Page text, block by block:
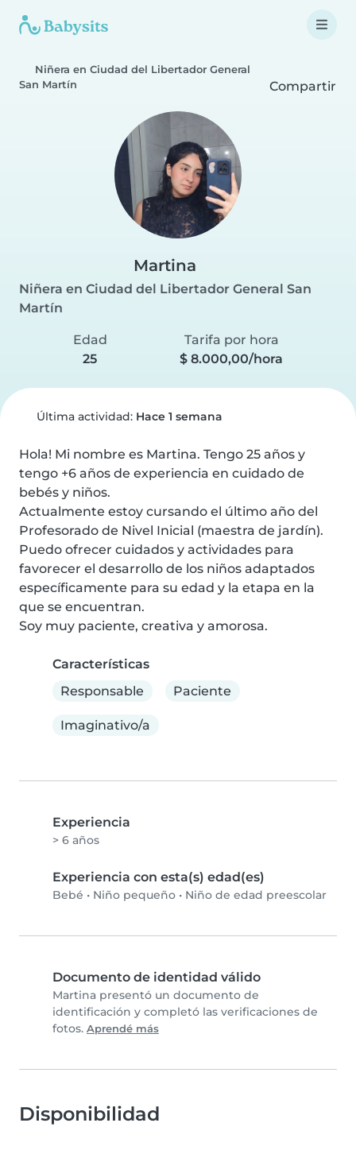
Niñera en Ciudad del Libertador General
San Martín
Compartir
Martina
Niñera en Ciudad del Libertador General San
Martín
Edad
25
Tarifa por hora
$ 8.000,00/hora
Última actividad: Hace 1 semana
Hola! Mi nombre es Martina. Tengo 25 años y
tengo +6 años de experiencia en cuidado de
bebés y niños.
Actualmente estoy cursando el último año del
Profesorado de Nivel Inicial (maestra de jardín).
Puedo ofrecer cuidados y actividades para
favorecer el desarrollo de los niños adaptados
específicamente para su edad y la etapa en la
que se encuentran.
Soy muy paciente, creativa y amorosa.
Características
Responsable
Paciente
Imaginativo/a
Experiencia
> 6 años
Experiencia con esta(s) edad(es)
Bebé • Niño pequeño • Niño de edad preescolar
Documento de identidad válido
Martina presentó un documento de
identificación y completó las verificaciones de
fotos. Aprendé más
Disponibilidad